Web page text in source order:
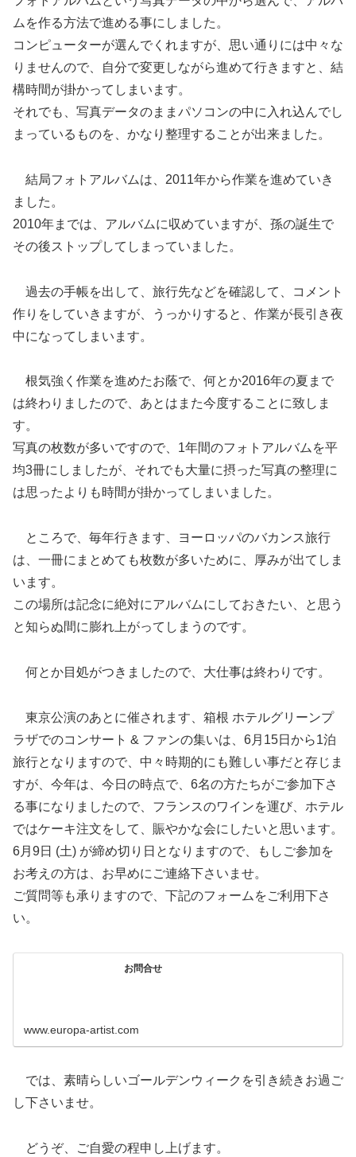
ムを作る方法で進める事にしました。
コンピューターが選んでくれますが、思い通りには中々な
りませんので、自分で変更しながら進めて行きますと、結
構時間が掛かってしまいます。
それでも、写真データのままパソコンの中に入れ込んでし
まっているものを、かなり整理することが出来ました。
結局フォトアルバムは、2011年から作業を進めていき
ました。
2010年までは、アルバムに収めていますが、孫の誕生で
その後ストップしてしまっていました。
過去の手帳を出して、旅行先などを確認して、コメント
作りをしていきますが、うっかりすると、作業が長引き夜
中になってしまいます。
根気強く作業を進めたお蔭で、何とか2016年の夏まで
は終わりましたので、あとはまた今度することに致しま
す。
写真の枚数が多いですので、1年間のフォトアルバムを平
均3冊にしましたが、それでも大量に摂った写真の整理に
は思ったよりも時間が掛かってしまいました。
ところで、毎年行きます、ヨーロッパのバカンス旅行
は、一冊にまとめても枚数が多いために、厚みが出てしま
います。
この場所は記念に絶対にアルバムにしておきたい、と思う
と知らぬ間に膨れ上がってしまうのです。
何とか目処がつきましたので、大仕事は終わりです。
東京公演のあとに催されます、箱根 ホテルグリーンプ
ラザでのコンサート & ファンの集いは、6月15日から1泊
旅行となりますので、中々時期的にも難しい事だと存じま
すが、今年は、今日の時点で、6名の方たちがご参加下さ
る事になりましたので、フランスのワインを運び、ホテル
ではケーキ注文をして、賑やかな会にしたいと思います。
6月9日 (土) が締め切り日となりますので、もしご参加を
お考えの方は、お早めにご連絡下さいませ。
ご質問等も承りますので、下記のフォームをご利用下さ
い。
お問合せ
www.europa-artist.com
では、素晴らしいゴールデンウィークを引き続きお過ご
し下さいませ。
どうぞ、ご自愛の程申し上げます。